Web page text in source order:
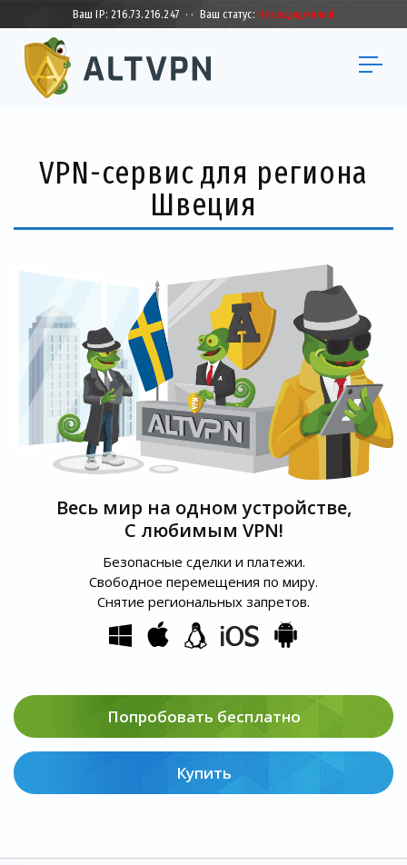
Ваш IP:216.73.216.247 · · Ваш статус:Незащищенный
VPN-сервис для региона
Швеция
Весь мир на одном устройстве,
С любимым VPN!
Безопасные сделки и платежи.
Свободное перемещения по миру.
Снятие региональных запретов.
Попробовать бесплатно
Купить